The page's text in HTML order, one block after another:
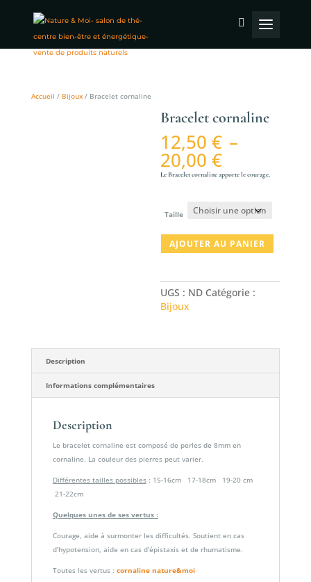
Accueil / Bijoux/ Bracelet cornaline
Bracelet cornaline
12,50€ –
20,00€Plage
de
prix :
12,50 €
à
20,00 €
Le Bracelet cornaline apporte le courage.
Taille
quantité
de
cornaline
AJOUTER AU PANIER
UGS : ND Catégorie :
Bijoux
Description
Informations complémentaires
Description
Le bracelet cornaline est composé de perles de 8mm en
cornaline. La couleur des pierres peut varier.
Différentes tailles possibles: 15-16cm 17-18cm 19-20 cm
21-22cm
Quelques unes de ses vertus :
Courage, aide à surmonter les difficultés. Soutient en cas
d’hypotension, aide en cas d’épistaxis et de rhumatisme.
Toutes les vertus : cornaline nature&moi